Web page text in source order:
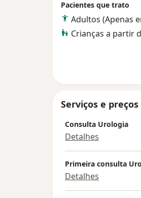
Pacientes que trato
Adultos (Apenas
Crianças a partir
Serviços e preços
Consulta Urologia
Detalhes
Primeira consulta
Detalhes